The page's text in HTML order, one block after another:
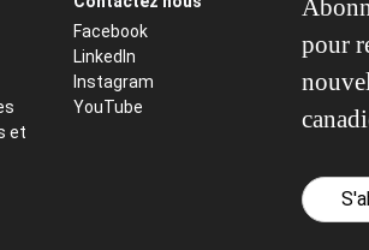
et
Facebook
LinkedIn
Instagram
YouTube
pour